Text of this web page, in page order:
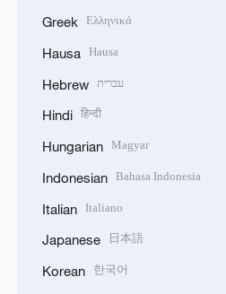
Greek Ελληνικά
Hausa Hausa
Hebrew עברית
Hindi हिन्दी
Hungarian Magyar
Indonesian Bahasa Indonesia
Italian Italiano
Japanese 日本語
Korean 한국어